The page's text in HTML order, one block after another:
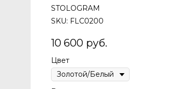
STOLOGRAM
SKU: FLC0200
10 600 руб.
Цвет